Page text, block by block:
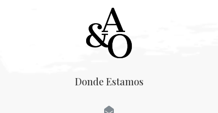
Donde Estamos